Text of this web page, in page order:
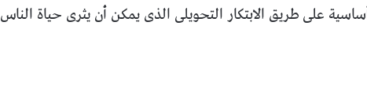
على طريق الابتكار التحويلى الذى يمكن أن يثرى حياة الناس